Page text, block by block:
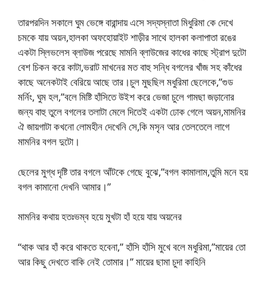
তারপরদিন সকালে ঘুম ভেঙ্গে বারান্দায় এসে সদ্যস্নাতা মিধুরিমা কে দেখে
চমকে যায় অয়ন,হালকা অফহোয়াইট শাড়ীর সাথে হালকা কলাপাতা রঙের
একটা স্লিভলেস ব্লাউজ পরেছে মামনি ব্লাউজের কাধের কাছে স্ট্রাপ দুটো
বেশ চিকন করে কাটা,ভরাট মাখনের মত বাহু সন্ধি বগলের খাঁজ সহ কাঁধের
কাছে অনেকটাই বেরিয়ে আছে তার।চুল মুছছিল মধুরিমা ছেলেকে,”গুড
মর্নিং, ঘুম হল,”বলে মিষ্টি হাঁসিতে উইশ করে ভেজা চুলে গামছা জড়ানোর
জন্য বাহু তুলে বগলের তলাটা মেলে দিতেই একটা ঢোক গেলে অয়ন,মামনির
ঐ জায়গাটা কখনো লোমহীন দেখেনি সে,কি মসৃন আর তেলতেলে লাগে
মামনির বগল দুটো।
ছেলের মুগ্ধ দৃষ্টি তার বগলে আঁটকে গেছে বুঝে,”বগল কামালাম,তুমি মনে হয়
বগল কামানো দেখনি আমার।”
মামনির কথায় হতঃভম্ব হয়ে মুখটা হাঁ হয়ে যায় অয়নের
“থাক আর হাঁ করে থাকতে হবেনা,” হাঁসি হাঁসি মুখে বলে মধুরিমা,”মায়ের তো
আর কিছু দেখতে বাকি নেই তোমার।” মায়ের ছামা চুদা কাহিনি